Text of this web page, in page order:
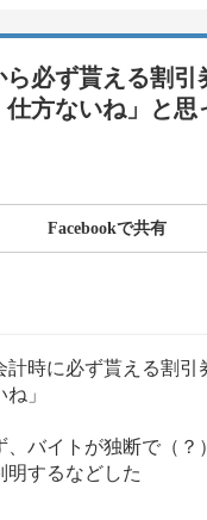
必ず貰える割引
方ないね」と思
Facebookで共有
時に必ず貰える割引
」
バイトが独断で（？
明するなどした